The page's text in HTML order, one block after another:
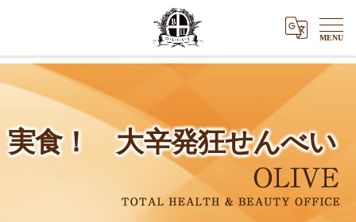
実食！ 大辛発狂せんべい